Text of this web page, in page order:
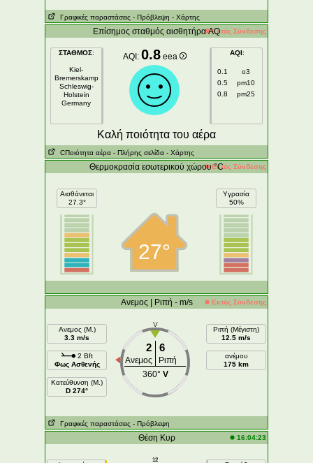
Γραφικές παραστάσεις - Πρόβλεψη - Χάρτης
Επίσημος σταθμός αισθητήρα AQΕκτός Σύνδεσης
ΣΤΑΘΜΟΣ:
Kiel-
Bremerskamp
Schleswig-
Holstein
Germany
AQI: 0.8 eea AQI:
0.1
o3
0.5
pm10
0.8
pm25
Kαλή ποιότητα του αέρα
CΠοιότητα αέρα - Πλήρης σελίδα - Χάρτης
Θερμοκρασία εσωτερικού χώρου °CΕκτός Σύνδεσης
Αισθάνεται
27.3°
27°
Υγρασία
50%
Ανεμος | Ριπή - m/s Εκτός Σύνδεσης
Ανεμος (Μ.)
3.3 m/s
2 Bft
Φως Ασθενής
Κατεύθυνση (Μ.)
D 274°
V
2 6
Ανεμος
Ριπή
360° V
Ριπή (Μέγιστη)
12.5 m/s
ανέμου
175 km
Γραφικές παραστάσεις - Πρόβλεψη
Θέση Κυρ 16:04:23
12